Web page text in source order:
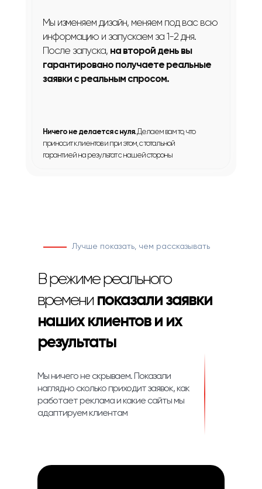
Ничего не делается с нуля.Делаем вам то, что
приносит клиентов и при этом, с тотальной
гарантией на результат с нашей стороны
Мы изменяем дизайн, меняем под вас всю
информацию и запускаем за 1-2 дня.
После запуска, на второй день вы
гарантировано получаете реальные
заявки с реальным спросом.
Лучше показать, чем рассказывать
Мы ничего не скрываем. Показали
наглядно сколько приходит заявок, как
работает реклама и какие сайты мы
адаптируем клиентам
В режиме реального
времени показали заявки
наших клиентов и их
результаты